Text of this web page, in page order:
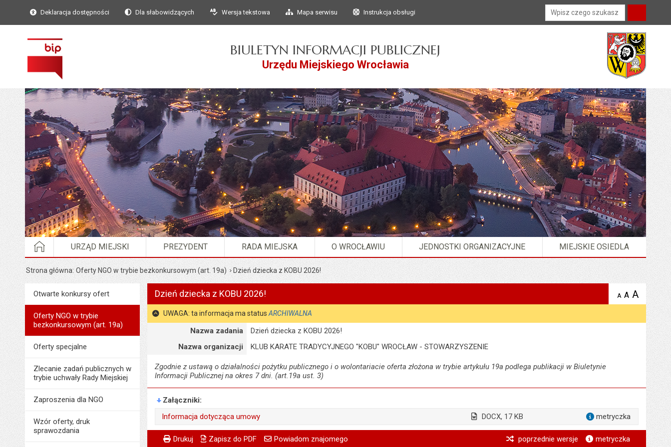
Przejdź do głównego
Przejdź do treści
Deklaracja dostępności Dla słabowidzących Wersja tekstowa Mapa serwisu Instrukcja obsługi Wyszukiwarka
BIULETYN INFORMACJI PUBLICZNEJ
Urzędu Miejskiego Wrocławia
STRONA GŁÓWNA
URZĄD MIEJSKI PREZYDENT RADA MIEJSKA O WROCŁAWIU JEDNOSTKI ORGANIZACYJNE MIEJSKIE OSIEDLA
Strona główna Oferty NGO w trybie bezkonkursowym (art. 19a) Dzień dziecka z KOBU 2026!
MenuOrganizacje pozarządowe
Otwarte konkursy ofert
Oferty NGO w trybie
bezkonkursowym (art. 19a)
Oferty specjalne
Zlecanie zadań publicznych w
trybie uchwały Rady Miejskiej
Zaproszenia dla NGO
Wzór oferty, druk
sprawozdania
Dzień dziecka z KOBU 2026! Wersja strony w formacie
A zmniejsz
tekst na
A domyślna
wielkość
stronie
A
tekst
UWAGA: ta informacja ma statusARCHIWALNA
Nazwa zadania
Dzień dziecka z KOBU 2026!
Nazwa organizacji
KLUB KARATE TRADYCYJNEGO "KOBU" WROCŁAW - STOWARZYSZENIE
Zgodnie z ustawą o działalności pożytku publicznego i o wolontariacie oferta złożona w trybie artykułu 19a podlega publikacji w Biuletynie
Informacji Publicznej na okres 7 dni. (art.19a ust. 3)
Załączniki
Informacja dotycząca umowy
DOCX, 17 KB
metryczka
Wytworzył:
Metryczka
Odpowiedzialny za treść:
Anna Kieler
Powiadom znajomego Powiadom znajomego
Twoje
Pole wymagane *
Drukuj Zapisz do PDF Powiadom znajomego poprzednie wersje metryczka